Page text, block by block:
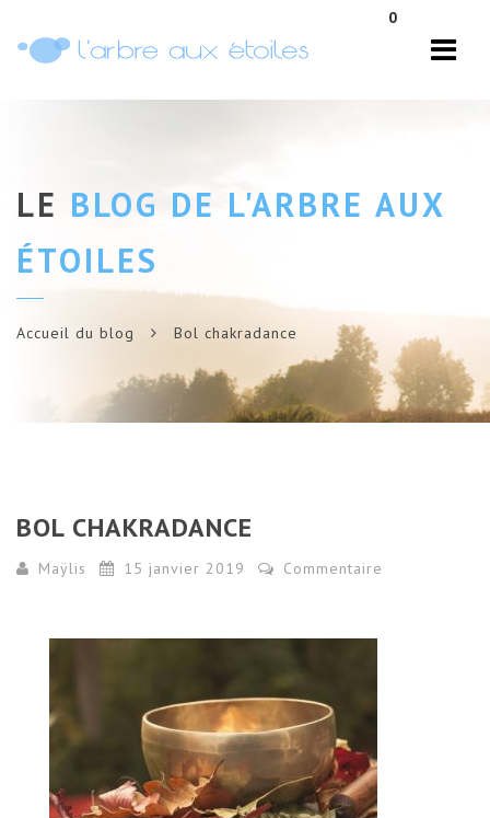
0
LE BLOG DE L'ARBRE AUX
ÉTOILES
Accueil du blog Bol chakradance
BOL CHAKRADANCE
Maÿlis 15 janvier 2019 Commentaire